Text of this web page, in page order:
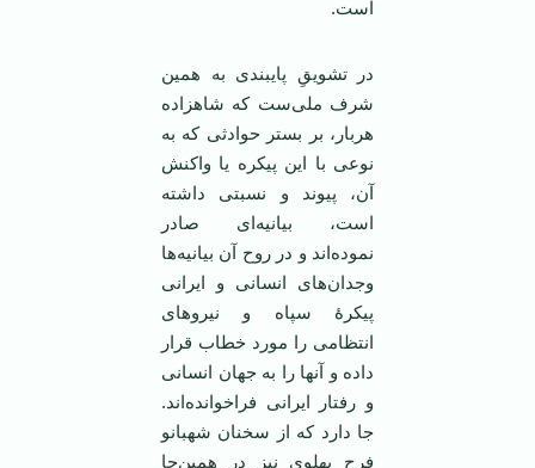
است.
در تشویقِ پایبندی به همین
شرف ملی‌ست که شاهزاده
هربار، بر بستر حوادثی که به
نوعی با این پیکره یا واکنش
آن، پیوند و نسبتی داشته
است، بیانیه‌ای صادر
نموده‌اند و در روح آن بیانیه‌ها
وجدان‌های انسانی و ایرانی
پیکرۀ سپاه و نیروهای
انتظامی را مورد خطاب قرار
داده و آنها را به جهان انسانی‌‌
و رفتار ایرانی فراخوانده‌اند.
جا دارد که از سخنان شهبانو
فرح پهلوی نیز در همین‌جا